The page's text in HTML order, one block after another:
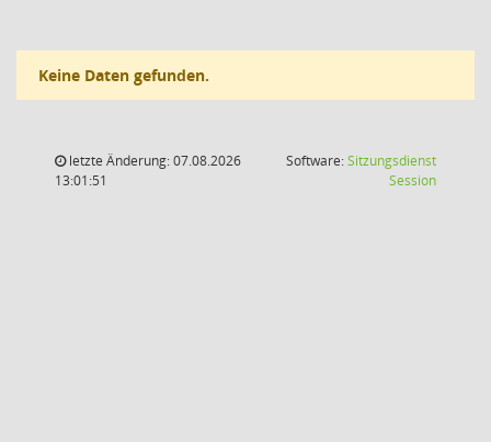
Keine Daten gefunden.
letzte Änderung: 07.08.2026
13:01:51
Software:Sitzungsdienst
Session(Wird in